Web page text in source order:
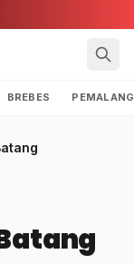
BREBES PEMALANG